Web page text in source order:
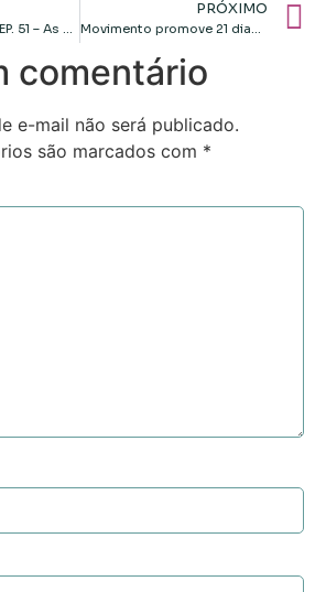
PRÓXIMO
comentário
e-mail não será publicado.
são marcados com *